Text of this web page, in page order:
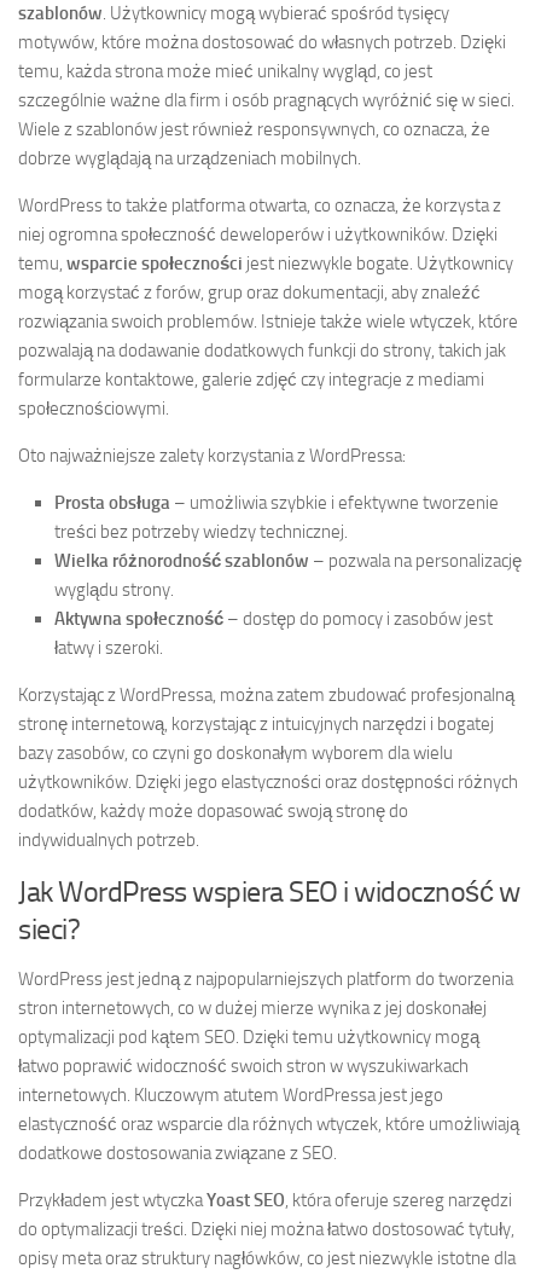
szablonów. Użytkownicy mogą wybierać spośród tysięcy
motywów, które można dostosować do własnych potrzeb. Dzięki
temu, każda strona może mieć unikalny wygląd, co jest
szczególnie ważne dla firm i osób pragnących wyróżnić się w sieci.
Wiele z szablonów jest również responsywnych, co oznacza, że
dobrze wyglądają na urządzeniach mobilnych.
WordPress to także platforma otwarta, co oznacza, że korzysta z
niej ogromna społeczność deweloperów i użytkowników. Dzięki
temu, wsparcie społeczności jest niezwykle bogate. Użytkownicy
mogą korzystać z forów, grup oraz dokumentacji, aby znaleźć
rozwiązania swoich problemów. Istnieje także wiele wtyczek, które
pozwalają na dodawanie dodatkowych funkcji do strony, takich jak
formularze kontaktowe, galerie zdjęć czy integracje z mediami
społecznościowymi.
Oto najważniejsze zalety korzystania z WordPressa:
Prosta obsługa – umożliwia szybkie i efektywne tworzenie
treści bez potrzeby wiedzy technicznej.
Wielka różnorodność szablonów – pozwala na personalizację
wyglądu strony.
Aktywna społeczność – dostęp do pomocy i zasobów jest
łatwy i szeroki.
Korzystając z WordPressa, można zatem zbudować profesjonalną
stronę internetową, korzystając z intuicyjnych narzędzi i bogatej
bazy zasobów, co czyni go doskonałym wyborem dla wielu
użytkowników. Dzięki jego elastyczności oraz dostępności różnych
dodatków, każdy może dopasować swoją stronę do
indywidualnych potrzeb.
Jak WordPress wspiera SEO i widoczność w
sieci?
WordPress jest jedną z najpopularniejszych platform do tworzenia
stron internetowych, co w dużej mierze wynika z jej doskonałej
optymalizacji pod kątem SEO. Dzięki temu użytkownicy mogą
łatwo poprawić widoczność swoich stron w wyszukiwarkach
internetowych. Kluczowym atutem WordPressa jest jego
elastyczność oraz wsparcie dla różnych wtyczek, które umożliwiają
dodatkowe dostosowania związane z SEO.
Przykładem jest wtyczkaYoast SEO, która oferuje szereg narzędzi
do optymalizacji treści. Dzięki niej można łatwo dostosować tytuły,
opisy meta oraz struktury nagłówków, co jest niezwykle istotne dla